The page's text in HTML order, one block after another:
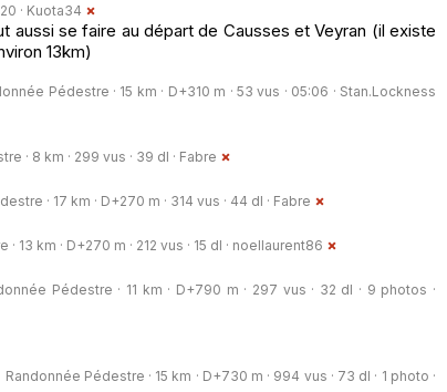
· Kuota34
aussi se faire au départ de Causses et Veyran (il existe
13km)
Pédestre · 15 km · D+310 m · 53 vus · 05:06 · Stan.Lockness
· 8 km · 299 vus · 39 dl · Fabre
· 17 km · D+270 m · 314 vus · 44 dl · Fabre
13 km · D+270 m · 212 vus · 15 dl · noellaurent86
Pédestre · 11 km · D+790 m · 297 vus · 32 dl · 9 photos ·
Randonnée Pédestre · 15 km · D+730 m · 994 vus · 73 dl · 1 photo ·